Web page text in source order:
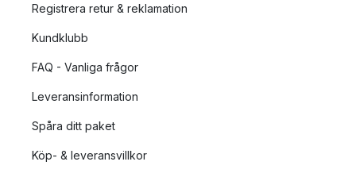
Registrera retur & reklamation
Kundklubb
FAQ - Vanliga frågor
Leveransinformation
Spåra ditt paket
Köp- & leveransvillkor